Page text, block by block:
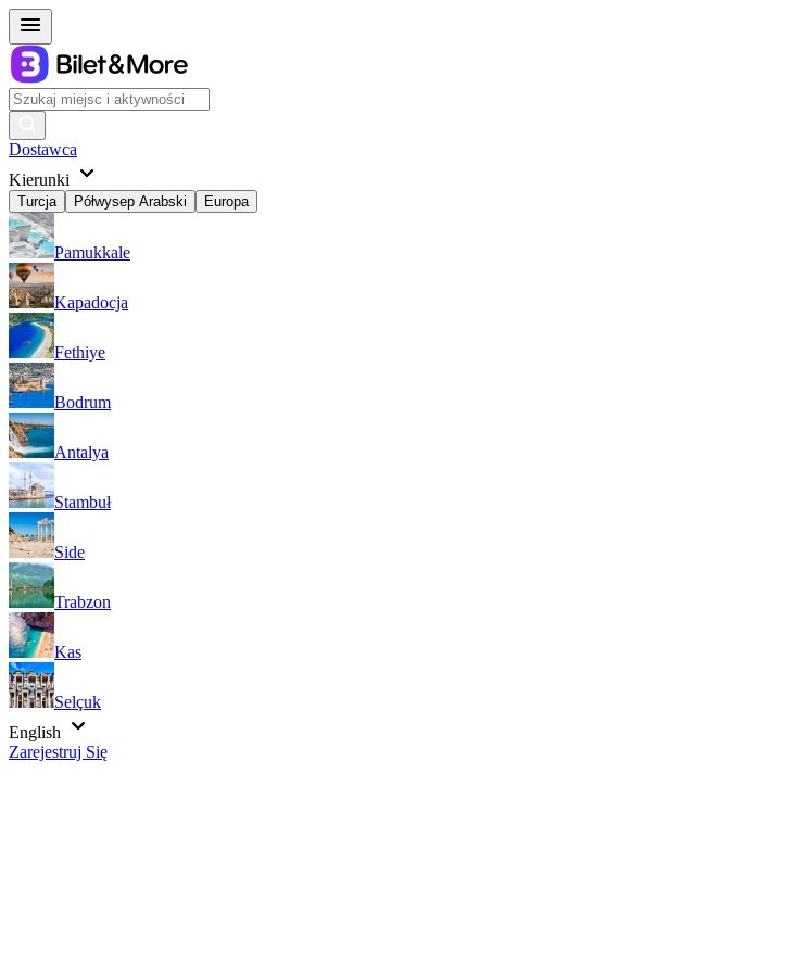
Dostawca
Kierunki
Turcja Półwysep Arabski Europa
Pamukkale
Kapadocja
Fethiye
Bodrum
Antalya
Stambuł
Side
Trabzon
Kas
Selçuk
English
Zarejestruj Się